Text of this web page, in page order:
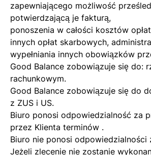
zapewniającego możliwość
potwierdzającą je fakturą,
ponoszenia w całości kosztów
innych opłat skarbowych,
wypełniania innych obowiązków
Good Balance zobowiązuje się do:
rachunkowym.
Good Balance zobowiązuje się do
z ZUS i US.
Biuro ponosi odpowiedzialność za
przez Klienta terminów .
Biuro nie ponosi
Jeżeli zlecenie nie zostanie